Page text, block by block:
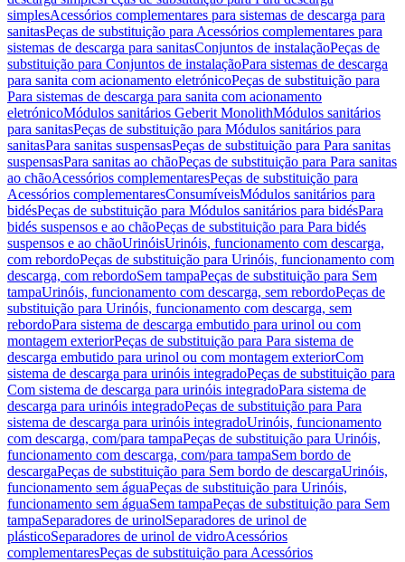
simplesAcessórios complementares para sistemas de descarga para
sanitasPeças de substituição para Acessórios complementares para
sistemas de descarga para sanitasConjuntos de instalaçãoPeças de
substituição para Conjuntos de instalaçãoPara sistemas de descarga
para sanita com acionamento eletrónicoPeças de substituição para
Para sistemas de descarga para sanita com acionamento
eletrónicoMódulos sanitários Geberit MonolithMódulos sanitários
para sanitasPeças de substituição para Módulos sanitários para
sanitasPara sanitas suspensasPeças de substituição para Para sanitas
suspensasPara sanitas ao chãoPeças de substituição para Para sanitas
ao chãoAcessórios complementaresPeças de substituição para
Acessórios complementaresConsumíveisMódulos sanitários para
bidésPeças de substituição para Módulos sanitários para bidésPara
bidés suspensos e ao chãoPeças de substituição para Para bidés
suspensos e ao chãoUrinóisUrinóis, funcionamento com descarga,
com rebordoPeças de substituição para Urinóis, funcionamento com
descarga, com rebordoSem tampaPeças de substituição para Sem
tampaUrinóis, funcionamento com descarga, sem rebordoPeças de
substituição para Urinóis, funcionamento com descarga, sem
rebordoPara sistema de descarga embutido para urinol ou com
montagem exteriorPeças de substituição para Para sistema de
descarga embutido para urinol ou com montagem exteriorCom
sistema de descarga para urinóis integradoPeças de substituição para
Com sistema de descarga para urinóis integradoPara sistema de
descarga para urinóis integradoPeças de substituição para Para
sistema de descarga para urinóis integradoUrinóis, funcionamento
com descarga, com/para tampaPeças de substituição para Urinóis,
funcionamento com descarga, com/para tampaSem bordo de
descargaPeças de substituição para Sem bordo de descargaUrinóis,
funcionamento sem águaPeças de substituição para Urinóis,
funcionamento sem águaSem tampaPeças de substituição para Sem
tampaSeparadores de urinolSeparadores de urinol de
plásticoSeparadores de urinol de vidroAcessórios
complementaresPeças de substituição para Acessórios